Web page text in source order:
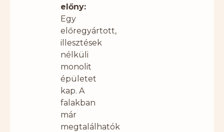
előny:
Egy
előregyártott,
illesztések
nélküli
monolit
épületet
kap. A
falakban
már
megtalálhatók